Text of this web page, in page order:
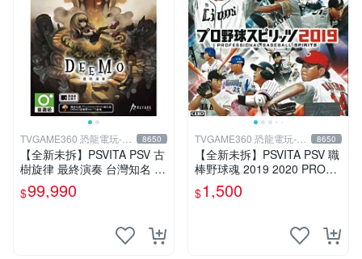
TVGAME360 恐龍電玩-台
中店
8650
【全新未拆】PSVITA PSV 古
樹旋律 最終演奏 台灣知名 音
樂節奏遊戲 DEEMO REBOR
N 中文版 台中
$99,990
TVGAME360 恐龍電玩-台
中店
8650
【全新未拆】PSVITA PSV 職
棒野球魂 2019 2020 PROFE
SSIONAL BASRBALL 日文版
$1,500